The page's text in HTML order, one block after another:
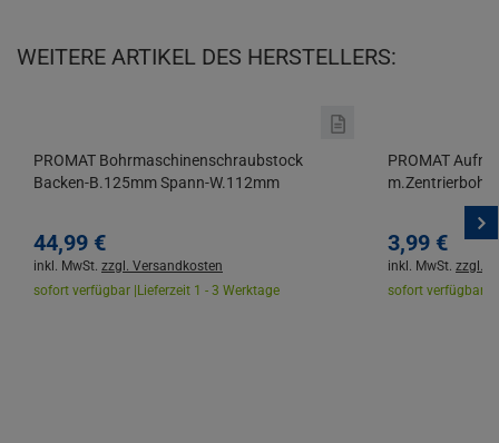
WEITERE ARTIKEL DES HERSTELLERS:
PROMAT Bohrmaschinenschraubstock
Backen-B.125mm Spann-W.112mm
44,99 €
inkl. MwSt. zzgl. Versandkosten
sofort verfügbar | Lieferzeit 1 - 3 Werktage
PROMAT
3,99 €
inkl. MwSt. zzgl.
sofort verfügbar |